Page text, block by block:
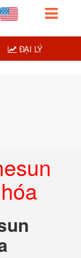
ĐẠI LÝ